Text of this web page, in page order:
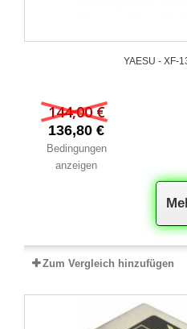
YAESU - XF-
144,00 €
136,80 €
Bedingungen
anzeigen
Zum Vergleich hinzufügen